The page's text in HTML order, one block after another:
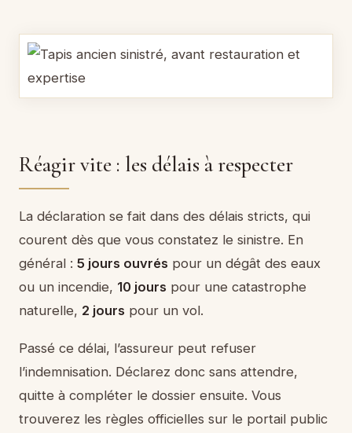
Réagir vite : les délais à respecter
La déclaration se fait dans des délais stricts, qui
courent dès que vous constatez le sinistre. En
général : 5 jours ouvrés pour un dégât des eaux
ou un incendie, 10 jours pour une catastrophe
naturelle, 2 jours pour un vol.
Passé ce délai, l’assureur peut refuser
l’indemnisation. Déclarez donc sans attendre,
quitte à compléter le dossier ensuite. Vous
trouverez les règles officielles sur le portail public